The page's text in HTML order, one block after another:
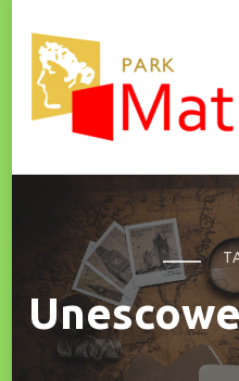
Park Matilo